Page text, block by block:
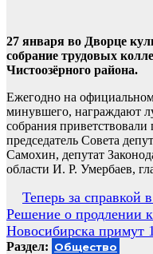
27 января во Дворце
собрание трудовых
Чистоозёрного района.
Ежегодно на
минувшего, награждают
собрания
председатель Совета
Самохин, депутат
области И. Р. Умербаев,
Навигация
по
записям
Теперь за
Решение о продлении
Новосибирска примут
Раздел: Общество